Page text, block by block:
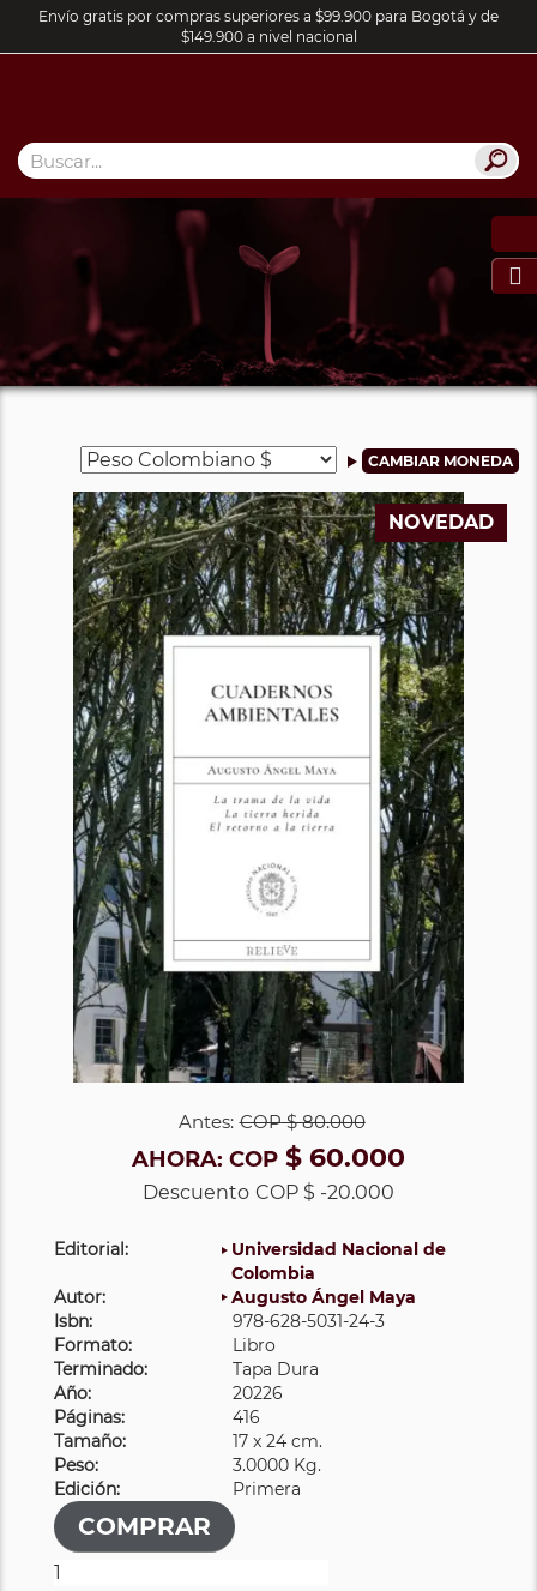
Envío gratis por compras superiores a $99.900 para Bogotá y de
$149.900 a nivel nacional

NOVEDAD
Antes: COP$ 80.000
AHORA: COP $ 60.000
Descuento COP $ -20.000
Editorial:
Universidad Nacional de
Colombia
Autor:
Augusto Ángel Maya
Isbn:
978-628-5031-24-3
Formato:
Libro
Terminado:
Tapa Dura
Año:
20226
Páginas:
416
Tamaño:
17 x 24 cm.
Peso:
3.0000 Kg.
Edición:
Primera